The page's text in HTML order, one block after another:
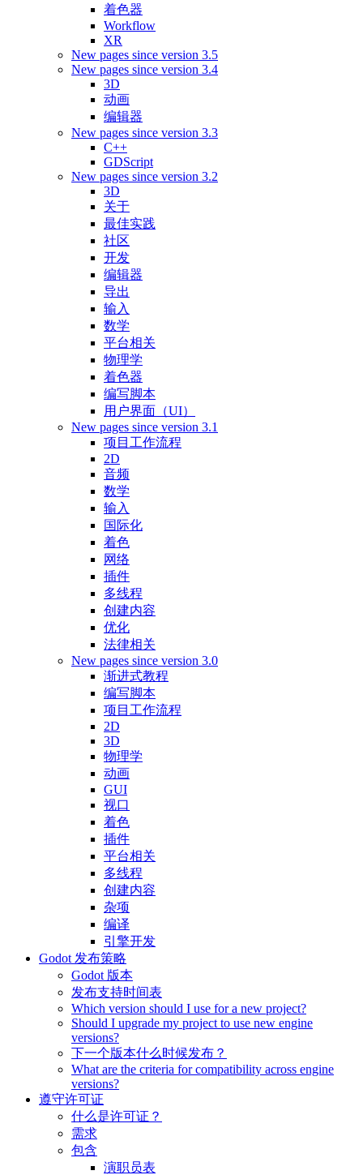
着色器
Workflow
XR
New pages since version 3.5
New pages since version 3.4
3D
动画
编辑器
New pages since version 3.3
C++
GDScript
New pages since version 3.2
3D
关于
最佳实践
社区
开发
编辑器
导出
输入
数学
平台相关
物理学
着色器
编写脚本
用户界面（UI）
New pages since version 3.1
项目工作流程
2D
音频
数学
输入
国际化
着色
网络
插件
多线程
创建内容
优化
法律相关
New pages since version 3.0
渐进式教程
编写脚本
项目工作流程
2D
3D
物理学
动画
GUI
视口
着色
插件
平台相关
多线程
创建内容
杂项
编译
引擎开发
Godot 发布策略
Godot 版本
发布支持时间表
Which version should I use for a new project?
Should I upgrade my project to use new engine
versions?
下一个版本什么时候发布？
What are the criteria for compatibility across engine
versions?
遵守许可证
什么是许可证？
需求
包含
演职员表